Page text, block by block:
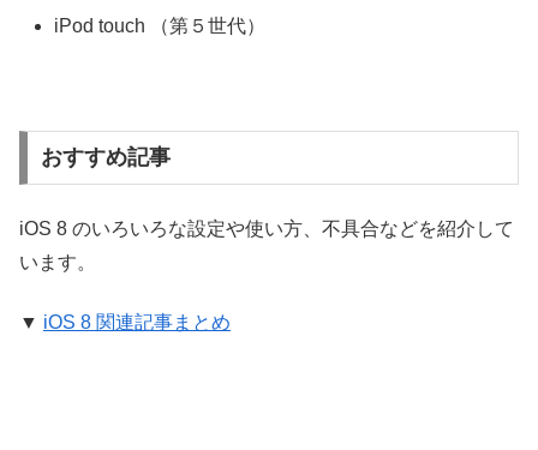
iPod touch （第５世代）
おすすめ記事
iOS 8 のいろいろな設定や使い方、不具合などを紹介して
います。
▼ iOS 8 関連記事まとめ